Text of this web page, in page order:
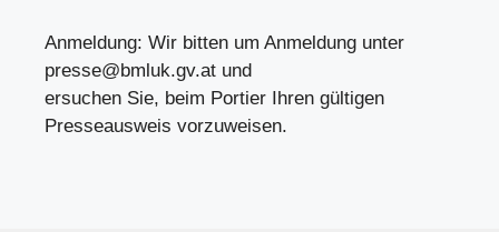
Anmeldung: Wir bitten um Anmeldung unter
presse@bmluk.gv.at und
ersuchen Sie, beim Portier Ihren gültigen
Presseausweis vorzuweisen.